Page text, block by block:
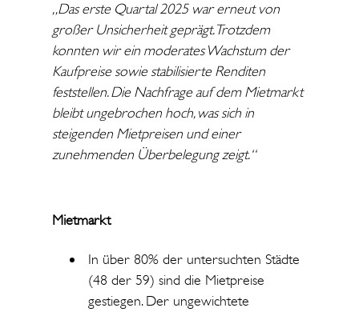
„Das erste Quartal 2025 war erneut von
großer Unsicherheit geprägt. Trotzdem
konnten wir ein moderates Wachstum der
Kaufpreise sowie stabilisierte Renditen
feststellen. Die Nachfrage auf dem Mietmarkt
bleibt ungebrochen hoch, was sich in
steigenden Mietpreisen und einer
zunehmenden Überbelegung zeigt.“
Mietmarkt
In über 80% der untersuchten Städte
(48 der 59) sind die Mietpreise
gestiegen. Der ungewichtete